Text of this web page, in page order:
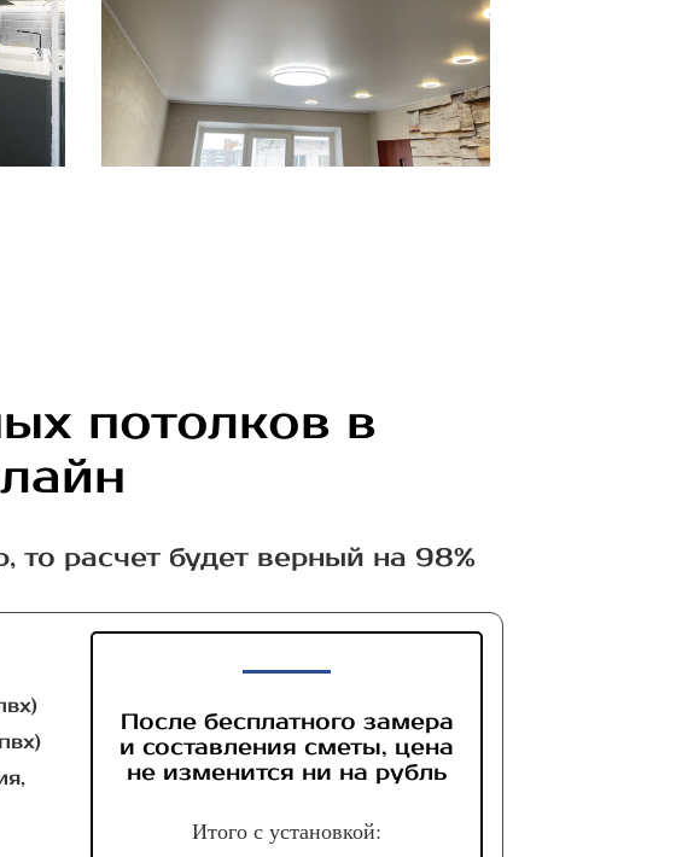
потолков в
то расчет будет верный на 98%
После бесплатного замера
и составления сметы, цена
не изменится ни на рубль
Итого с установкой: